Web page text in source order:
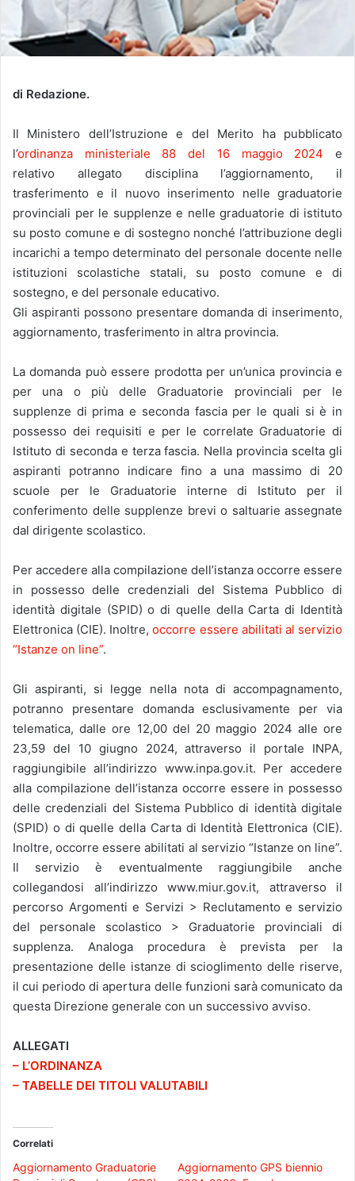
di Redazione.
Il Ministero dell’Istruzione e del Merito ha pubblicato
l’ordinanza ministeriale 88 del 16 maggio 2024 e
relativo allegato disciplina l’aggiornamento, il
trasferimento e il nuovo inserimento nelle graduatorie
provinciali per le supplenze e nelle graduatorie di istituto
su posto comune e di sostegno nonché l’attribuzione degli
incarichi a tempo determinato del personale docente nelle
istituzioni scolastiche statali, su posto comune e di
sostegno, e del personale educativo.
Gli aspiranti possono presentare domanda di inserimento,
aggiornamento, trasferimento in altra provincia.
La domanda può essere prodotta per un’unica provincia e
per una o più delle Graduatorie provinciali per le
supplenze di prima e seconda fascia per le quali si è in
possesso dei requisiti e per le correlate Graduatorie di
Istituto di seconda e terza fascia. Nella provincia scelta gli
aspiranti potranno indicare fino a una massimo di 20
scuole per le Graduatorie interne di Istituto per il
conferimento delle supplenze brevi o saltuarie assegnate
dal dirigente scolastico.
Per accedere alla compilazione dell’istanza occorre essere
in possesso delle credenziali del Sistema Pubblico di
identità digitale (SPID) o di quelle della Carta di Identità
Elettronica (CIE). Inoltre,occorre essere abilitati al servizio
“Istanze on line”.
Gli aspiranti, si legge nella nota di accompagnamento,
potranno presentare domanda esclusivamente per via
telematica, dalle ore 12,00 del 20 maggio 2024 alle ore
23,59 del 10 giugno 2024, attraverso il portale INPA,
raggiungibile all’indirizzo www.inpa.gov.it. Per accedere
alla compilazione dell’istanza occorre essere in possesso
delle credenziali del Sistema Pubblico di identità digitale
(SPID) o di quelle della Carta di Identità Elettronica (CIE).
Inoltre, occorre essere abilitati al servizio “Istanze on line”.
Il servizio è eventualmente raggiungibile anche
collegandosi all’indirizzo www.miur.gov.it, attraverso il
percorso Argomenti e Servizi > Reclutamento e servizio
del personale scolastico > Graduatorie provinciali di
supplenza. Analoga procedura è prevista per la
presentazione delle istanze di scioglimento delle riserve,
il cui periodo di apertura delle funzioni sarà comunicato da
questa Direzione generale con un successivo avviso.
ALLEGATI
– L’ORDINANZA
– TABELLE DEI TITOLI VALUTABILI
Correlati
Aggiornamento Graduatorie
Aggiornamento GPS biennio